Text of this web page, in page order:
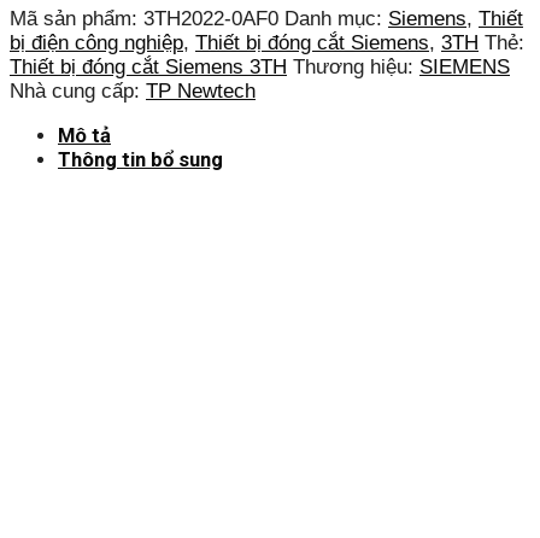
Mã sản phẩm: 3TH2022-0AF0 Danh mục: Siemens, Thiết
bị điện công nghiệp, Thiết bị đóng cắt Siemens, 3TH Thẻ:
Thiết bị đóng cắt Siemens 3TH Thương hiệu: SIEMENS
Nhà cung cấp: TP Newtech
Mô tả
Thông tin bổ sung